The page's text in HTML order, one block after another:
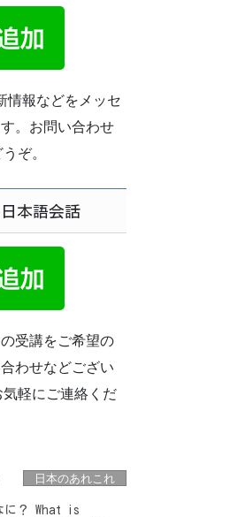
情報などをメッセ
。お問い合わせ
ぞ。
本語会話
受講をご希望の
わせなどござい
軽にご連絡くだ
日本のあれこれ
に？ What is